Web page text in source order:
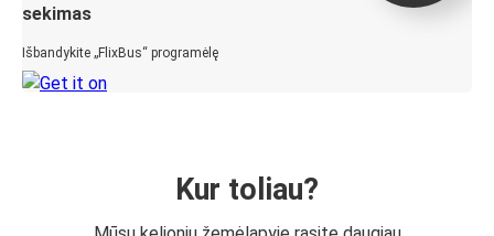
sekimas
Išbandykite „FlixBus“ programėlę
Kur toliau?